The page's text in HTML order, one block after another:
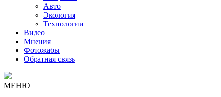
Авто
Экология
Технологии
Видео
Мнения
Фотожабы
Обратная связь
МЕНЮ